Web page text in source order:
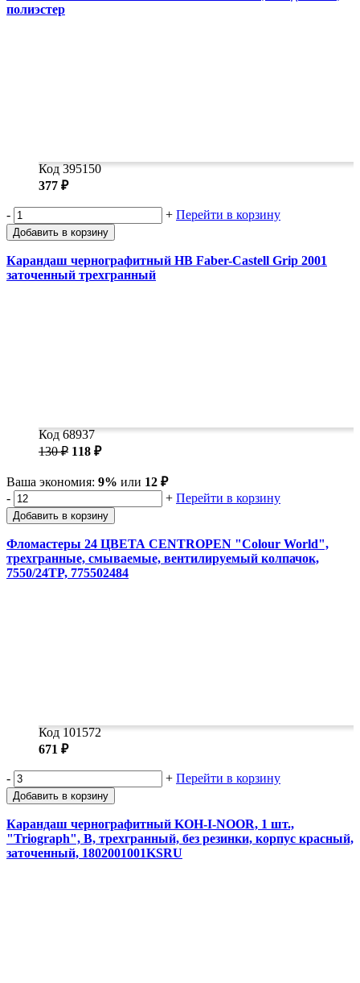
полиэстер
Код 395150
377 ₽
- + Перейти в корзину
Добавить в корзину
Карандаш чернографитный HB Faber-Castell Grip 2001
заточенный трехгранный
Код 68937
130 ₽ 118 ₽
Ваша экономия: 9% или 12 ₽
-
+ Перейти в корзину
Добавить в корзину
Фломастеры 24 ЦВЕТА CENTROPEN "Colour World",
трехгранные, смываемые, вентилируемый колпачок,
7550/24TP, 775502484
Код 101572
671 ₽
- + Перейти в корзину
Добавить в корзину
Карандаш чернографитный KOH-I-NOOR, 1 шт.,
"Triograph", B, трехгранный, без резинки, корпус красный,
заточенный, 1802001001KSRU